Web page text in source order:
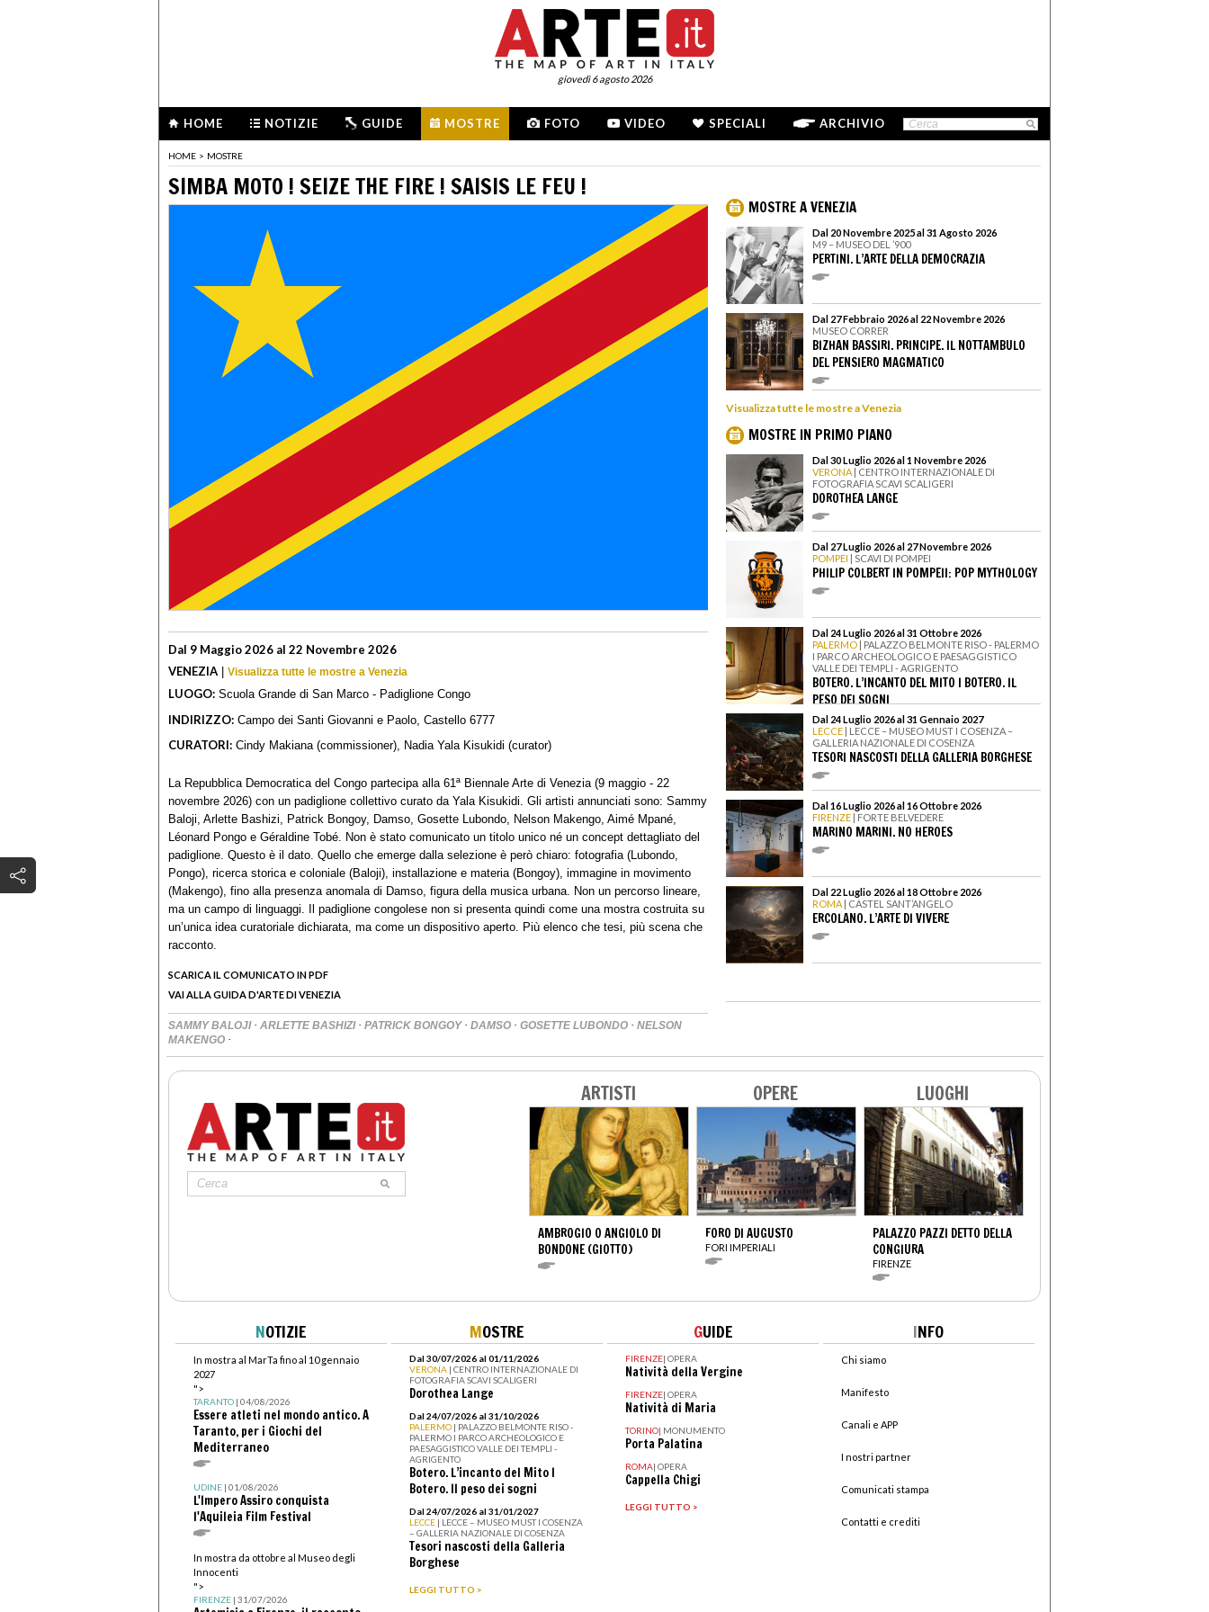
giovedì 6 agosto 2026
HOME NOTIZIE GUIDE MOSTRE FOTO VIDEO SPECIALI ARCHIVIO
HOME > MOSTRE
SIMBA MOTO ! SEIZE THE FIRE ! SAISIS LE FEU !
Dal 9 Maggio 2026 al 22 Novembre 2026
VENEZIA | Visualizza tutte le mostre a Venezia
LUOGO: Scuola Grande di San Marco - Padiglione Congo
INDIRIZZO: Campo dei Santi Giovanni e Paolo, Castello 6777
CURATORI: Cindy Makiana (commissioner), Nadia Yala Kisukidi (curator)
La Repubblica Democratica del Congo partecipa alla 61ª Biennale Arte di Venezia (9 maggio - 22
novembre 2026) con un padiglione collettivo curato da Yala Kisukidi. Gli artisti annunciati sono: Sammy
Baloji, Arlette Bashizi, Patrick Bongoy, Damso, Gosette Lubondo, Nelson Makengo, Aimé Mpané,
Léonard Pongo e Géraldine Tobé. Non è stato comunicato un titolo unico né un concept dettagliato del
padiglione. Questo è il dato. Quello che emerge dalla selezione è però chiaro: fotografia (Lubondo,
Pongo), ricerca storica e coloniale (Baloji), installazione e materia (Bongoy), immagine in movimento
(Makengo), fino alla presenza anomala di Damso, figura della musica urbana. Non un percorso lineare,
ma un campo di linguaggi. Il padiglione congolese non si presenta quindi come una mostra costruita su
un’unica idea curatoriale dichiarata, ma come un dispositivo aperto. Più elenco che tesi, più scena che
racconto.
SCARICA IL COMUNICATO IN PDF
VAI ALLA GUIDA D'ARTE DI VENEZIA
SAMMY BALOJI · ARLETTE BASHIZI · PATRICK BONGOY · DAMSO · GOSETTE LUBONDO · NELSON
MAKENGO ·
MOSTRE A VENEZIA
Dal 20 Novembre 2025 al 31 Agosto 2026
M9 – MUSEO DEL ’900
PERTINI. L’ARTE DELLA DEMOCRAZIA
Dal 27 Febbraio 2026 al 22 Novembre 2026
MUSEO CORRER
BIZHAN BASSIRI. PRINCIPE. IL NOTTAMBULO
DEL PENSIERO MAGMATICO
Visualizza tutte le mostre a Venezia
MOSTRE IN PRIMO PIANO
Dal 30 Luglio 2026 al 1 Novembre 2026
VERONA | CENTRO INTERNAZIONALE DI
FOTOGRAFIA SCAVI SCALIGERI
DOROTHEA LANGE
Dal 27 Luglio 2026 al 27 Novembre 2026
POMPEI | SCAVI DI POMPEI
PHILIP COLBERT IN POMPEII: POP MYTHOLOGY
Dal 24 Luglio 2026 al 31 Ottobre 2026
PALERMO | PALAZZO BELMONTE RISO - PALERMO
I PARCO ARCHEOLOGICO E PAESAGGISTICO
VALLE DEI TEMPLI - AGRIGENTO
BOTERO. L’INCANTO DEL MITO I BOTERO. IL
PESO DEI SOGNI
Dal 24 Luglio 2026 al 31 Gennaio 2027
LECCE | LECCE – MUSEO MUST I COSENZA –
GALLERIA NAZIONALE DI COSENZA
TESORI NASCOSTI DELLA GALLERIA BORGHESE
Dal 16 Luglio 2026 al 16 Ottobre 2026
FIRENZE | FORTE BELVEDERE
MARINO MARINI. NO HEROES
Dal 22 Luglio 2026 al 18 Ottobre 2026
ROMA | CASTEL SANT’ANGELO
ERCOLANO. L’ARTE DI VIVERE
ARTISTI
AMBROGIO O ANGIOLO DI
BONDONE (GIOTTO)
OPERE
FORO DI AUGUSTO
FORI IMPERIALI
LUOGHI
PALAZZO PAZZI DETTO DELLA
CONGIURA
FIRENZE
NOTIZIE
In mostra al MarTa fino al 10 gennaio
2027
">
TARANTO| 04/08/2026
Essere atleti nel mondo antico. A
Taranto, per i Giochi del
Mediterraneo
UDINE| 01/08/2026
L'Impero Assiro conquista
l'Aquileia Film Festival
In mostra da ottobre al Museo degli
Innocenti
">
FIRENZE| 31/07/2026
MOSTRE
Dal 30/07/2026 al 01/11/2026
VERONA | CENTRO INTERNAZIONALE DI
FOTOGRAFIA SCAVI SCALIGERI
Dorothea Lange
Dal 24/07/2026 al 31/10/2026
PALERMO | PALAZZO BELMONTE RISO -
PALERMO I PARCO ARCHEOLOGICO E
PAESAGGISTICO VALLE DEI TEMPLI -
AGRIGENTO
Botero. L’incanto del Mito I
Botero. Il peso dei sogni
Dal 24/07/2026 al 31/01/2027
LECCE | LECCE – MUSEO MUST I COSENZA
– GALLERIA NAZIONALE DI COSENZA
Tesori nascosti della Galleria
Borghese
LEGGI TUTTO >
GUIDE
FIRENZE| OPERA
Natività della Vergine
FIRENZE| OPERA
Natività di Maria
TORINO| MONUMENTO
Porta Palatina
ROMA| OPERA
Cappella Chigi
LEGGI TUTTO >
INFO
Chi siamo
Manifesto
Canali e APP
I nostri partner
Comunicati stampa
Contatti e crediti